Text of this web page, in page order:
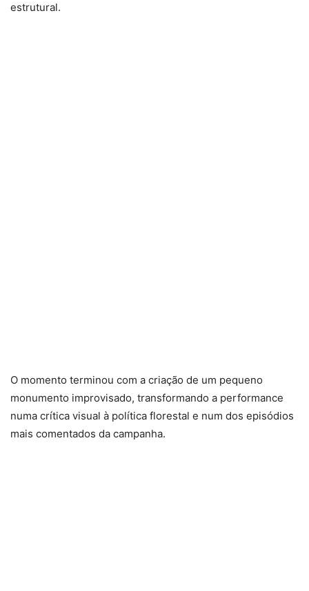
estrutural.
O momento terminou com a criação de um pequeno
monumento improvisado, transformando a performance
numa crítica visual à política florestal e num dos episódios
mais comentados da campanha.